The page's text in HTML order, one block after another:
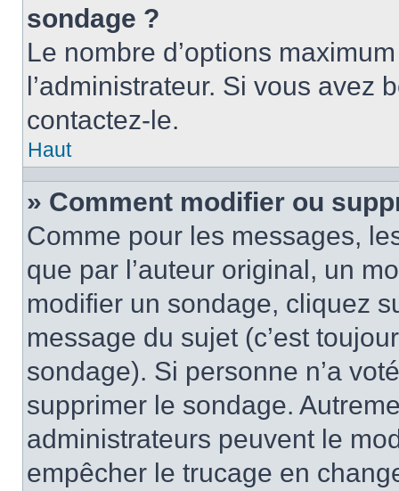
sondage ?
Le nombre d’options
l’administrateur. Si vous avez
contactez-le.
Haut
» Comment modifier ou
Comme pour les messages,
que par l’auteur original, un
modifier un sondage, cliquez
message du sujet (c’est
sondage). Si personne n’a
supprimer le sondage.
administrateurs peuvent le
empêcher le trucage en